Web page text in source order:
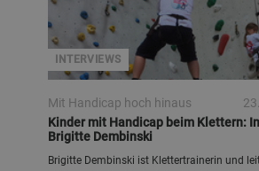
INTERVIEWS
Mit Handicap hoch hinaus
Kinder mit Handicap beim Klettern:
Brigitte Dembinski
Brigitte Dembinski ist Klettertrainerin und